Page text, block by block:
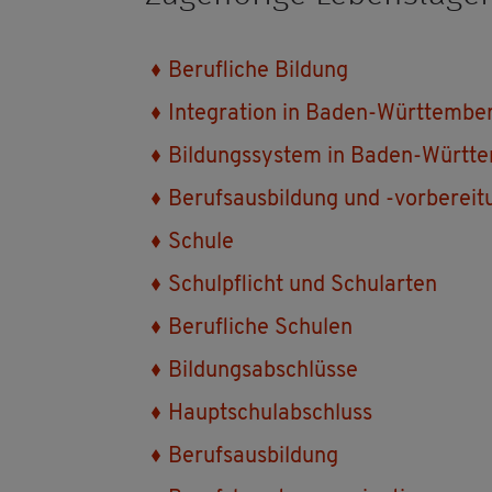
Be­ruf­li­che Bil­dung
In­te­gra­ti­on in Baden-
Bil­dungs­sys­tem in Baden-
Be­rufs­aus­bil­dung und -
Schu­le
Schul­pflicht und Schul­ar­ten
Be­ruf­li­che Schu­len
Bil­dungs­ab­schlüs­se
Haupt­schul­ab­schluss
Be­rufs­aus­bil­dung